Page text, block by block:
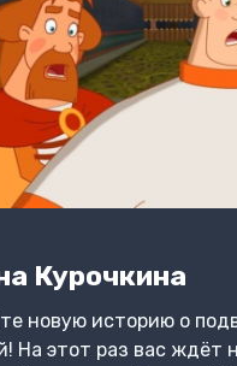
Курочкина
новую историю о
На этот раз вас ждёт